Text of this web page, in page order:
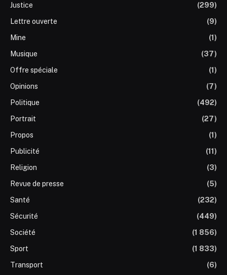
Justice
(299)
Lettre ouverte
(9)
Mine
(1)
Musique
(37)
Offre spéciale
(1)
Opinions
(7)
Politique
(492)
Portrait
(27)
Propos
(1)
Publicité
(11)
Religion
(3)
Revue de presse
(5)
Santé
(232)
Sécurité
(449)
Société
(1 856)
Sport
(1 833)
Transport
(6)